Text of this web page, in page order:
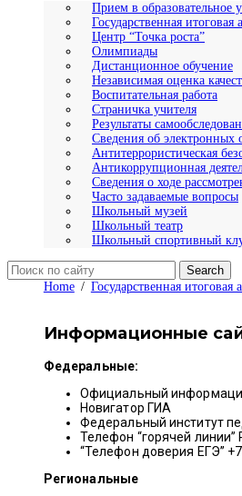
Прием в образовательное
Государственная итоговая
Центр “Точка роста”
Олимпиады
Дистанционное обучение
Независимая оценка
Воспитательная работа
Страничка учителя
Результаты
Сведения об электронных
Антитеррористическая
Антикоррупционная
Сведения о ходе
Часто задаваемые вопросы
Школьный музей
Школьный театр
Школьный спортивный
Search
Home
Государственная итоговая
Информационные
Федеральные:
Официальный
Новигатор ГИА
Федеральный институт
Телефон “горячей
“Телефон доверия ЕГЭ”
Региональные